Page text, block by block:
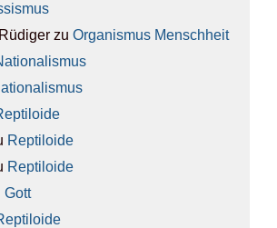
zu Orga­nis­mus Mensch­heit
Rep­ti­lo­ide
Rep­ti­lo­ide
Gott